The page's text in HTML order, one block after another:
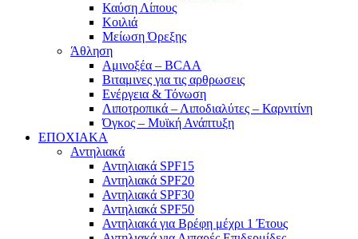
Καύση Λίπους
Κοιλιά
Μείωση Όρεξης
Άθληση
Αμινοξέα – BCAA
Βιταμινες για τις αρθρωσεις
Ενέργεια & Τόνωση
Λιποτροπικά – Λιποδιαλύτες – Καρνιτίνη
Όγκος – Μυϊκή Ανάπτυξη
ΕΠΟΧΙΑΚΑ
Αντηλιακά
Αντηλιακά SPF15
Αντηλιακά SPF20
Αντηλιακά SPF30
Αντηλιακά SPF50
Αντηλιακά για Βρέφη μέχρι 1 Έτους